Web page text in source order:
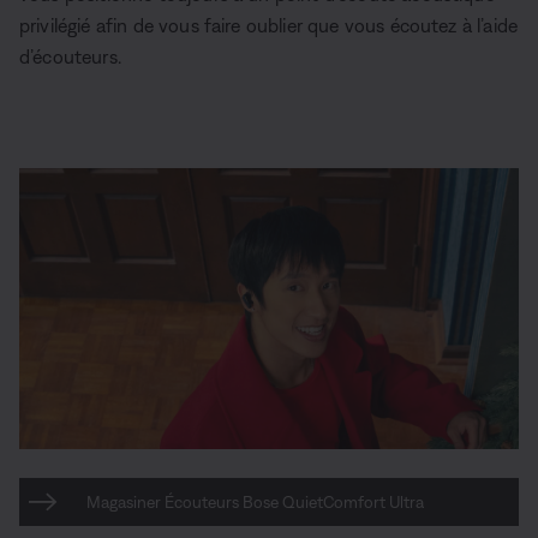
privilégié afin de vous faire oublier que vous écoutez à l’aide
d’écouteurs.
Magasiner Écouteurs Bose QuietComfort Ultra